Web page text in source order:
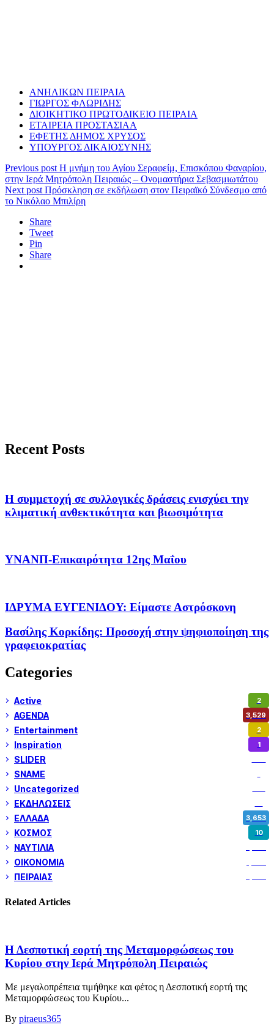
ΑΝΗΛΙΚΩΝ ΠΕΙΡΑΙΑ
ΓΙΩΡΓΟΣ ΦΛΩΡΙΔΗΣ
ΔΙΟΙΚΗΤΙΚΟ ΠΡΩΤΟΔΙΚΕΙΟ ΠΕΙΡΑΙΑ
ΕΤΑΙΡΕΙΑ ΠΡΟΣΤΑΣΙΑΑ
ΕΦΕΤΗΣ ΔΗΜΟΣ ΧΡΥΣΟΣ
ΥΠΟΥΡΓΟΣ ΔΙΚΑΙΟΣΥΝΗΣ
Previous post Η μνήμη του Αγίου Σεραφείμ, Επισκόπου Φαναρίου,
στην Ιερά Μητρόπολη Πειραιώς – Ονομαστήρια Σεβασμιωτάτου
Next post Πρόσκληση σε εκδήλωση στον Πειραϊκό Σύνδεσμο από
το Νικόλαο Μπιλίρη
Share
Tweet
Pin
Share
Recent Posts
Η συμμετοχή σε συλλογικές δράσεις ενισχύει την
κλιματική ανθεκτικότητα και βιωσιμότητα
ΥΝΑΝΠ-Επικαιρότητα 12ης Μαΐου
ΙΔΡΥΜΑ ΕΥΓΕΝΙΔΟΥ: Είμαστε Αστρόσκονη
Βασίλης Κορκίδης: Προσοχή στην ψηφιοποίηση της
γραφειοκρατίας
Categories
Active 2
AGENDA 3,529
Entertainment 2
Inspiration 1
SLIDER
SNAME
Uncategorized
ΕΚΔΗΛΩΣΕΙΣ
ΕΛΛΑΔΑ 3,653
ΚΟΣΜΟΣ 10
ΝΑΥΤΙΛΙΑ
ΟΙΚΟΝΟΜΙΑ
ΠΕΙΡΑΙΑΣ
Related Articles
Η Δεσποτική εορτή της Μεταμορφώσεως του
Κυρίου στην Ιερά Μητρόπολη Πειραιώς
Με μεγαλοπρέπεια τιμήθηκε και φέτος η Δεσποτική εορτή της
Μεταμορφώσεως του Κυρίου...
By piraeus365